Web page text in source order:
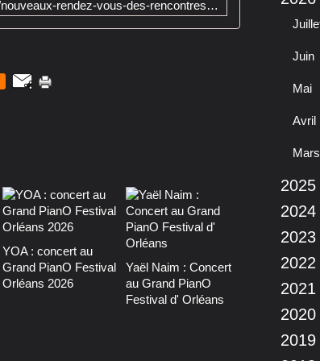
8
http://www.clodelle45autrement.fr/2018/10/nouveaux-rendez-vous-des-rencontres-artistiques-de-musiques-improvisees-et-de-poesie-a-orleans-du-22-au-28-octobre-2018.html
YOA : concert au
Grand PianO Festival
Orléans 2026
Yaël Naim : Concert
au Grand PianO
Festival d' Orléans
Juin
Mai
Avril
Mars
2025
2024
2023
2022
2021
2020
2019